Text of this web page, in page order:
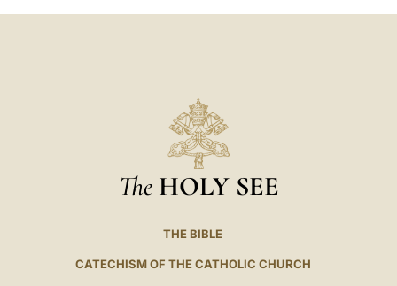
The HOLY SEE
THE BIBLE
CATECHISM OF THE CATHOLIC CHURCH